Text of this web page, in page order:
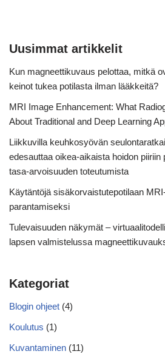
Uusimmat artikkelit
Kun magneettikuvaus pelottaa, mitkä
keinot tukea potilasta ilman lääkkeitä?
MRI Image Enhancement: What
About Traditional and Deep Learning
Liikkuvilla keuhkosyövän
edesauttaa oikea-aikaista hoidon
tasa-arvoisuuden toteutumista
Käytäntöjä sisäkorvaistutepotilaan
parantamiseksi
Tulevaisuuden näkymät –
lapsen valmistelussa
Kategoriat
Blogin ohjeet (4)
Koulutus (1)
Kuvantaminen (11)